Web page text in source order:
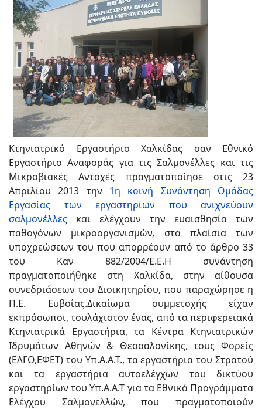
Κτηνιατρικό Εργαστήριο Χαλκίδας σαν Εθνικό
Εργαστήριο Αναφοράς για τις Σαλμονέλλες και τις
Μικροβιακές Αντοχές πραγματοποίησε στις 23
Απριλίου 2013 την 1η κοινή Συνάντηση Ομάδας
Εργασίας των εργαστηρίων που ανιχνεύουν
σαλμονέλλες και ελέγχουν την ευαισθησία των
παθογόνων μικροοργανισμών, στα πλαίσια των
υποχρεώσεων του που απορρέουν από το άρθρο 33
του Καν 882/2004/Ε.Ε.Η συνάντηση
πραγματοποιήθηκε στη Χαλκίδα, στην αίθουσα
συνεδριάσεων του Διοικητηρίου, που παραχώρησε η
Π.Ε. Ευβοίας.Δικαίωμα συμμετοχής είχαν
εκπρόσωποι, τουλάχιστον ένας, από τα περιφερειακά
Κτηνιατρικά Εργαστήρια, τα Κέντρα Κτηνιατρικών
Ιδρυμάτων Αθηνών & Θεσσαλονίκης, τους Φορείς
(ΕΛΓΟ,ΕΦΕΤ) του Υπ.Α.Α.Τ., τα εργαστήρια του Στρατού
και τα εργαστήρια αυτοελέγχων του δικτύου
εργαστηρίων του Υπ.Α.Α.Τ για τα Εθνικά Προγράμματα
Ελέγχου Σαλμονελλών, που πραγματοποιούν